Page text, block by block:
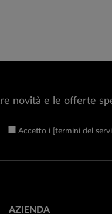
novità e le offerte
Accetto i [termini del
AZIENDA